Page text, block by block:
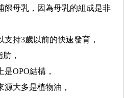
餵母乳，因為母乳的組成是非
持3歲以前的快速發育，
，
OPO結構，
大多是植物油，